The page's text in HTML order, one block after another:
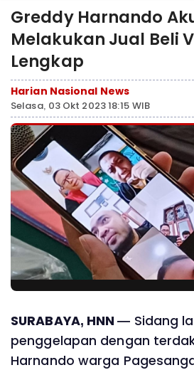
Greddy Harnando
Melakukan Jual Beli
Lengkap
Harian Nasional News
Selasa, 03 Okt 2023 18:15 WIB
SURABAYA, HNN — Sidang
penggelapan dengan
Harnando warga